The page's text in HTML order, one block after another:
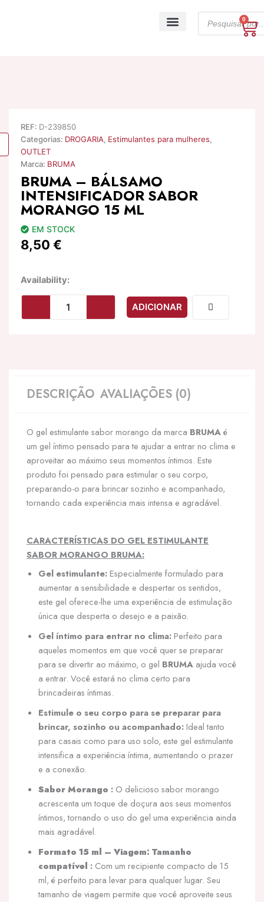
search
0
REF: D-239850
Categorias: DROGARIA, Estimulantes para mulheres,
OUTLET
Marca: BRUMA
BRUMA – BÁLSAMO
INTENSIFICADOR SABOR
MORANGO 15 ML
EM STOCK
8,50 €
Availability:Quantidade
BRUMA
ADICIONAR
DESCRIÇÃO AVALIAÇÕES (0)
O gel estimulante sabor morango da marca BRUMAé
um gel íntimo pensado para te ajudar a entrar no clima e
aproveitar ao máximo seus momentos íntimos. Este
produto foi pensado para estimular o seu corpo,
preparando-o para brincar sozinho e acompanhado,
tornando cada experiência mais intensa e agradável.
CARACTERÍSTICAS DO GEL ESTIMULANTE
SABOR MORANGO BRUMA:
Gel estimulante: Especialmente formulado para
aumentar a sensibilidade e despertar os sentidos,
este gel oferece-lhe uma experiência de estimulação
única que desperta o desejo e a paixão.
Gel íntimo para entrar no clima: Perfeito para
aqueles momentos em que você quer se preparar
para se divertir ao máximo, o gel BRUMA ajuda você
a entrar. Você estará no clima certo para
brincadeiras íntimas.
Estimule o seu corpo para se preparar para
brincar, sozinho ou acompanhado: Ideal tanto
para casais como para uso solo, este gel estimulante
intensifica a experiência íntima, aumentando o prazer
e a conexão.
Sabor Morango : O delicioso sabor morango
acrescenta um toque de doçura aos seus momentos
íntimos, tornando o uso do gel uma experiência ainda
mais agradável.
Formato 15 ml – Viagem: Tamanho
compatível : Com um recipiente compacto de 15
ml, é perfeito para levar para qualquer lugar. Seu
tamanho de viagem permite que você aproveite seus